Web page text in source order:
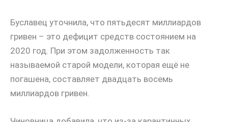
Буславец уточнила, что пятьдесят миллиардов
гривен – это дефицит средств состоянием на
2020 год. При этом задолженность так
называемой старой модели, которая ещё не
погашена, составляет двадцать восемь
миллиардов гривен.